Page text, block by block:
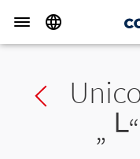
Previous char
„ └